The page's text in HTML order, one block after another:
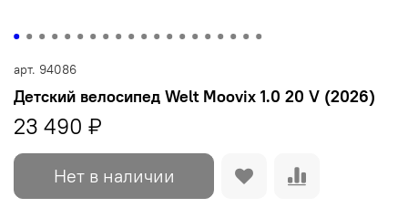
арт. 94086
Детский велосипед Welt Moovix 1.0 20 V (2026)
23 490 ₽
Нет в наличии